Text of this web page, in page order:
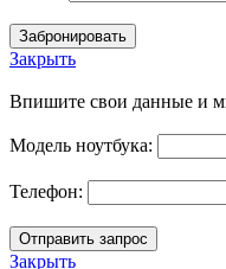
Закрыть
Впишите свои данные и
Модель ноутбука:
Телефон:
Закрыть